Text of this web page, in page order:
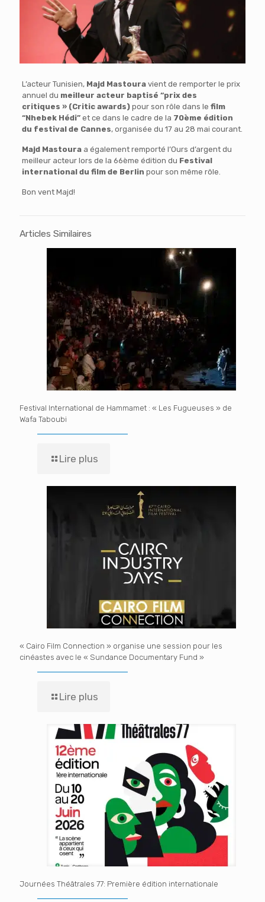
L’acteur Tunisien, Majd Mastouravient de remporter le prix
annuel du meilleur acteur baptisé “prix des
critiques » (Critic awards)pour son rôle dans le film
“Nhebek Hédi”et ce dans le cadre de la 70ème édition
du festival de Cannes, organisée du 17 au 28 mai courant.
Majd Mastouraa également remporté l’Ours d’argent du
meilleur acteur lors de la 66ème édition du Festival
international du film de Berlin pour son même rôle.
Bon vent Majd!
Articles Similaires
Festival International de Hammamet : « Les Fugueuses » de
Wafa Taboubi
Lire plus
« Cairo Film Connection » organise une session pour les
cinéastes avec le « Sundance Documentary Fund »
Lire plus
Journées Théâtrales 77: Première édition internationale